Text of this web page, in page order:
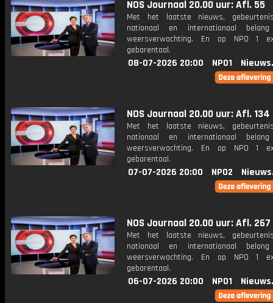
NOS Journaal 20.00 uur: Afl. 55
Met het laatste nieuws,
nationaal en internationaal
weersverwachting. En op NPO 1
gebarentaal.
08-07-2026 20:00 NPO1
NOS Journaal 20.00 uur: Afl. 134
Met het laatste nieuws,
nationaal en internationaal
weersverwachting. En op NPO 1
gebarentaal.
07-07-2026 20:00 NPO2
NOS Journaal 20.00 uur: Afl. 267
Met het laatste nieuws,
nationaal en internationaal
weersverwachting. En op NPO 1
gebarentaal.
06-07-2026 20:00 NPO1